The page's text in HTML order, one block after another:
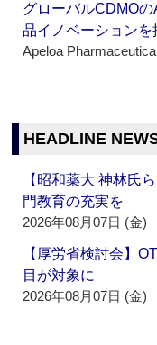
グローバルCDMO
品イノベーションを
Apeloa
HEADLINE
【昭和薬大 神林氏
門教育の充実を
2026年08月07日 (金)
【厚労省検討会】
目が対象に
2026年08月07日 (金)